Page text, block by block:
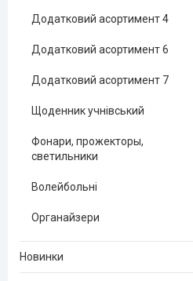
Додатковий асортимент 4
Додатковий асортимент 6
Додатковий асортимент 7
Щоденник учнівський
Фонари, прожекторы,
светильники
Волейбольні
Органайзери
Новинки